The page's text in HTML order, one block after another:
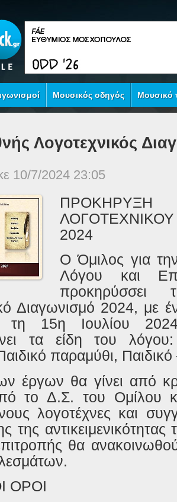
Μουσικός οδηγός Μουσικό
Λογοτεχνικός
10/7/2024 23:05
ΠΡΟΚΗΡΥΞΗ
2024
Ο Όμιλος για
Λόγου και
Διαγωνισμό 2024, με
τη 15η Ιουλίου
τα είδη του
παραμύθι, Παιδικό
έργων θα γίνει από
το Δ.Σ. του Ομίλου
λογοτέχνες και
της
θα
ΟΡΟΙ